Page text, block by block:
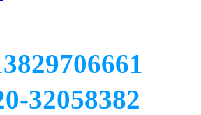
32058382